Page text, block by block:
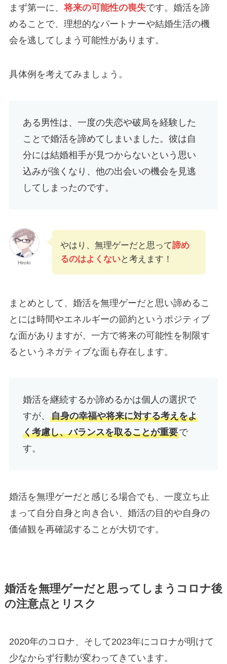
まず第一に、 将来の可能性の喪失です。婚活を諦
めることで、理想的なパートナーや結婚生活の機
会を逃してしまう可能性があります。
具体例を考えてみましょう。
ある男性は、一度の失恋や破局を経験した
ことで婚活を諦めてしまいました。彼は自
分には結婚相手が見つからないという思い
込みが強くなり、他の出会いの機会を見逃
してしまったのです。
Hiroki
やはり、無理ゲーだと思って諦め
るのはよくないと考えます！
まとめとして、婚活を無理ゲーだと思い諦めるこ
とには時間やエネルギーの節約というポジティブ
な面がありますが、一方で将来の可能性を制限す
るというネガティブな面も存在します。
婚活を継続するか諦めるかは個人の選択で
すが、 自身の幸福や将来に対する考えをよ
く考慮し、バランスを取ることが重要で
す。
婚活を無理ゲーだと感じる場合でも、一度立ち止
まって自分自身と向き合い、婚活の目的や自身の
価値観を再確認することが大切です。
婚活を無理ゲーだと思ってしまうコロナ後
の注意点とリスク
2020年のコロナ、そして2023年にコロナが明けて
少なからず行動が変わってきています。